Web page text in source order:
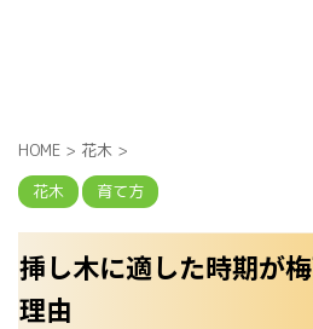
HOME > 花木 >
花木
育て方
挿し木に適した時期が
理由